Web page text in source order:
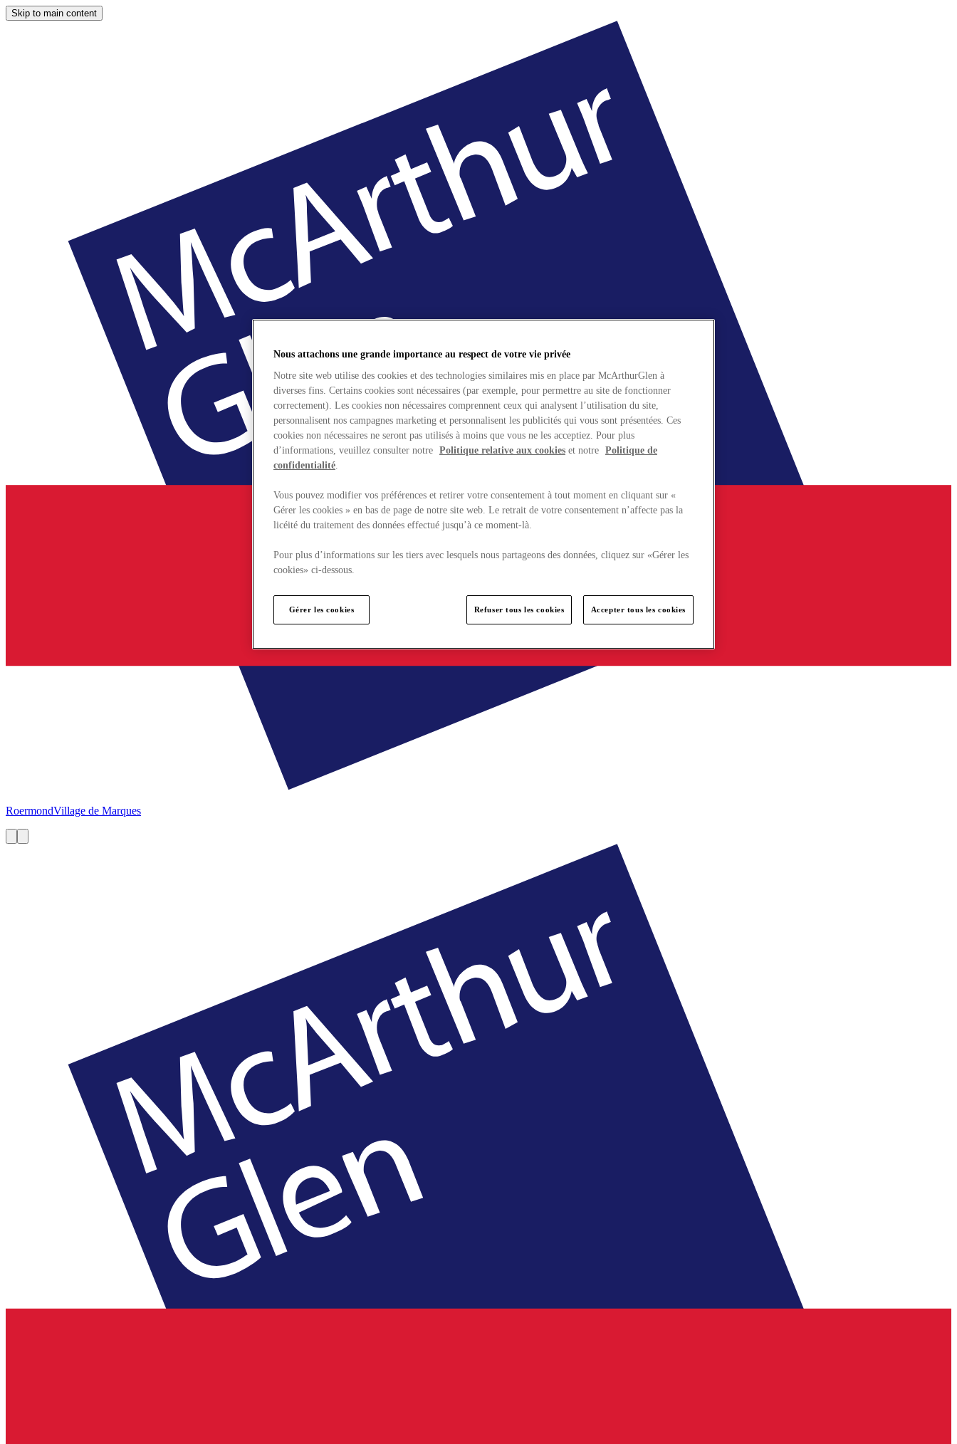
Skip to main content
RoermondVillage de Marques
Nous attachons une grande importance au respect de votre vie privée
Notre site web utilise des cookies et des technologies similaires mis en place par McArthurGlen à
diverses fins. Certains cookies sont nécessaires (par exemple, pour permettre au site de fonctionner
correctement). Les cookies non nécessaires comprennent ceux qui analysent l’utilisation du site,
personnalisent nos campagnes marketing et personnalisent les publicités qui vous sont présentées. Ces
cookies non nécessaires ne seront pas utilisés à moins que vous ne les acceptiez. Pour plus
d’informations, veuillez consulter notre Politique relative aux cookies et notre Politique de
confidentialité.
Vous pouvez modifier vos préférences et retirer votre consentement à tout moment en cliquant sur «
Gérer les cookies » en bas de page de notre site web. Le retrait de votre consentement n’affecte pas la
licéité du traitement des données effectué jusqu’à ce moment-là.
Pour plus d’informations sur les tiers avec lesquels nous partageons des données, cliquez sur «Gérer les
cookies» ci-dessous.
Gérer les cookies Refuser tous les cookies Accepter tous les cookies